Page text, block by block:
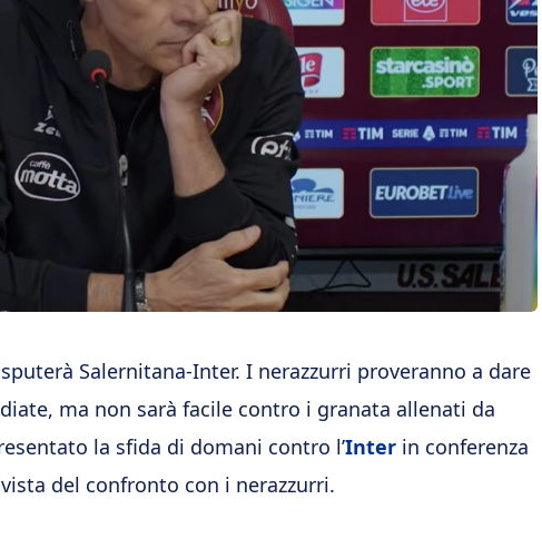
Salernitana-Inter. I nerazzurri proveranno a dare
ma non sarà facile contro i granata allenati da
la sfida di domani contro l’Inter in conferenza
del confronto con i nerazzurri.